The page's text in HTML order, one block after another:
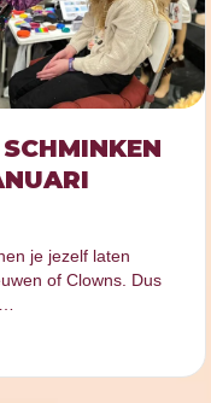
je jezelf laten
of Clowns. Dus